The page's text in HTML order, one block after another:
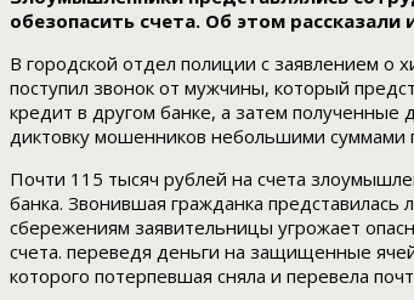
обезопасить счета. Об этом рассказали
В городской отдел полиции с заявлением о
поступил звонок от мужчины, который
кредит в другом банке, а затем полученные
диктовку мошенников небольшими суммами
Почти 115 тысяч рублей на счета
банка. Звонившая гражданка
сбережениям заявительницы угрожает
счета. переведя деньги на защищенные
которого потерпевшая сняла и перевела